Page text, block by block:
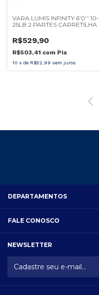
VARA LUMIS INFINITY 6'0'' 10-
25LB 2 PARTES CARRETILHA
R$529,90
R$503,41 com Pix
10 x de R$52,99 sem juros
DEPARTAMENTOS
FALE CONOSCO
NEWSLETTER